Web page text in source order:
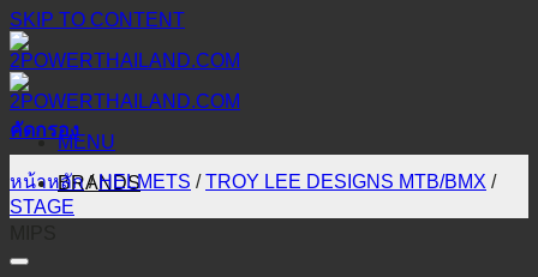
SKIP TO CONTENT
MENU
BRANDS
คัดกรอง
หน้าหลัก / HELMETS / TROY LEE DESIGNS MTB/BMX /
STAGE